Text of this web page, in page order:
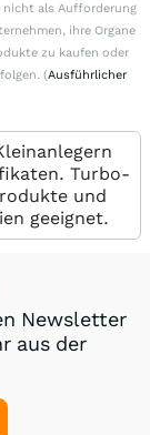
nicht als Aufforderung
ihre Organe
zu kaufen oder
(Ausführlicher
Turbo-
und
geeignet.
Newsletter
aus der